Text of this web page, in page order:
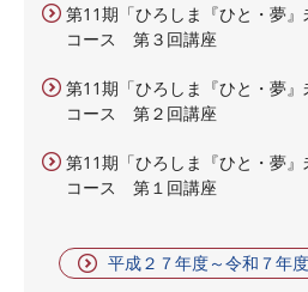
第11期「ひろしま『ひと・夢
コース 第３回講座
第11期「ひろしま『ひと・夢
コース 第２回講座
第11期「ひろしま『ひと・夢
コース 第１回講座
平成２７年度～令和７年